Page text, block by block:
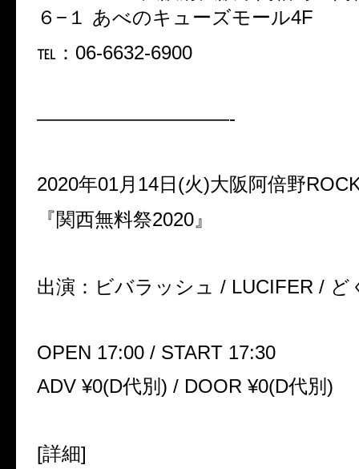
６−１ あべのキューズモール4F
℡：06-6632-6900
——————————-
2020年01月14日(火)大阪阿倍野
『関西無料祭2020』
出演：ビバラッシュ / LUCIFER / ど
OPEN 17:00 / START 17:30
ADV ¥0(D代別) / DOOR ¥0(D代別)
[詳細]